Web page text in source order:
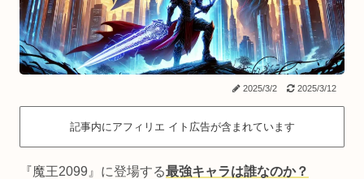
2025/3/2 2025/3/12
記事内にアフィリエ イト広告が含まれています
『魔王2099』に登場する最強キャラは誰なのか？